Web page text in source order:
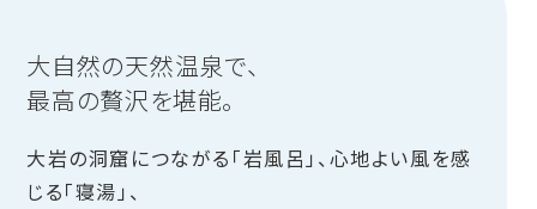
大自然の天然温泉で、
最高の贅沢を堪能。
大岩の洞窟につながる「岩風呂」、心地よい風を感
じる「寝湯」、